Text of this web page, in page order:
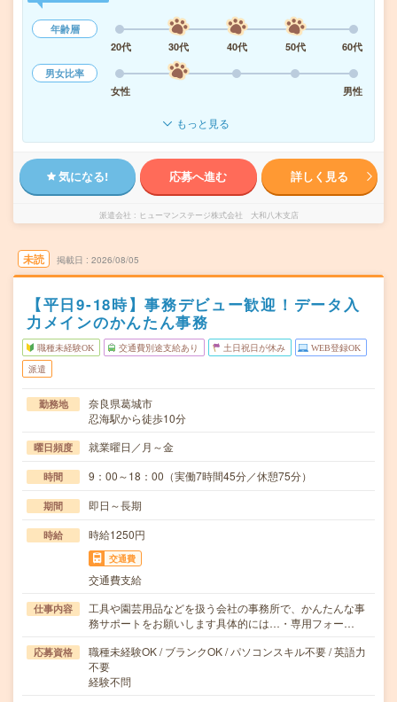
年齢層
20代
30代 40代 50代
60代
男女比率
女性
男性
もっと見る
気になる! 応募へ進む 詳しく見る
派遣会社 ヒューマンステージ株式会社 大和八木支店
未読 掲載日 2026/08/05
【平日9-18時】事務デビュー歓迎！データ入
力メインのかんたん事務
職種未経験OK 交通費別途支給あり 土日祝日が休み WEB登録OK
派遣
勤務地
奈良県葛城市
忍海駅から徒歩10分
曜日頻度 就業曜日／月～金
時間 9：00～18：00（実働7時間45分／休憩75分）
期間 即日～長期
時給 時給1250円
交通費
交通費支給
仕事内容
工具や園芸用品などを扱う会社の事務所で、かんたんな事
務サポートをお願いします具体的には…・専用フォー…
応募資格
職種未経験OK / ブランクOK / パソコンスキル不要 / 英語力
不要
経験不問